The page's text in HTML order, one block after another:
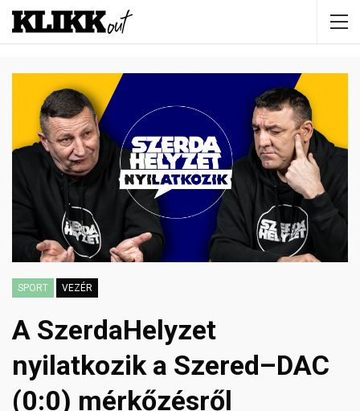
SPORT VEZÉR
A SzerdaHelyzet
nyilatkozik a Szered–DAC
(0:0) mérkőzésről